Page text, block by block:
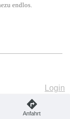
endlos.
Login
Webansicht
Anfahrt